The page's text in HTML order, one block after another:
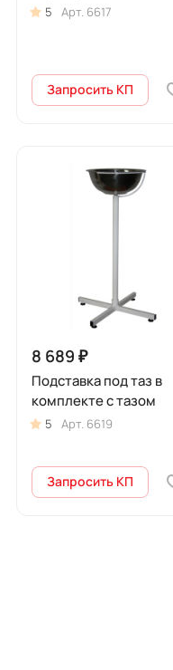
5 Арт. 6617
Запросить КП
8 689 ₽
Подставка под таз в
комплекте с тазом
5 Арт. 6619
Запросить КП